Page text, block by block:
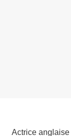
Actrice anglaise